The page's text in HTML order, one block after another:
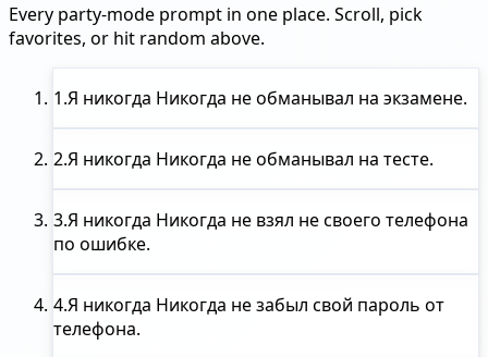
Every party-mode prompt in one place. Scroll, pick
favorites, or hit random above.
1.Я никогда Никогда не обманывал на экзамене.
2.Я никогда Никогда не обманывал на тесте.
3.Я никогда Никогда не взял не своего телефона
по ошибке.
4.Я никогда Никогда не забыл свой пароль от
телефона.